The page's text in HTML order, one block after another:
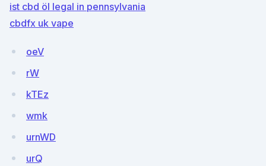
ist cbd öl legal in pennsylvania
cbdfx uk vape
oeV
rW
kTEz
wmk
urnWD
urQ